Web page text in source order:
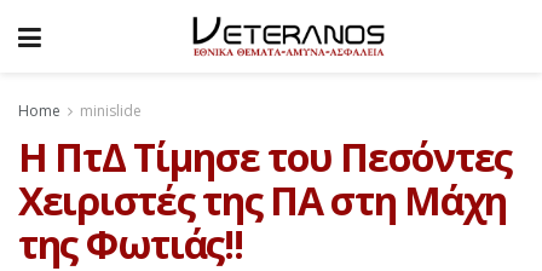
Home minislide
H ΠτΔ Τίμησε του Πεσόντες
Χειριστές της ΠΑ στη Μάχη
της Φωτιάς!!